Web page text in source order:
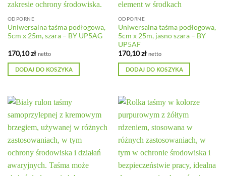
ODPORNE
Uniwersalna taśma podłogowa,
5cm x 25m, szara – BY UP5AG
170,10zł netto
DODAJ DO KOSZYKA
ODPORNE
Uniwersalna taśma podłogowa,
5cm x 25m, jasno szara – BY
UP5AF
170,10zł netto
DODAJ DO KOSZYKA